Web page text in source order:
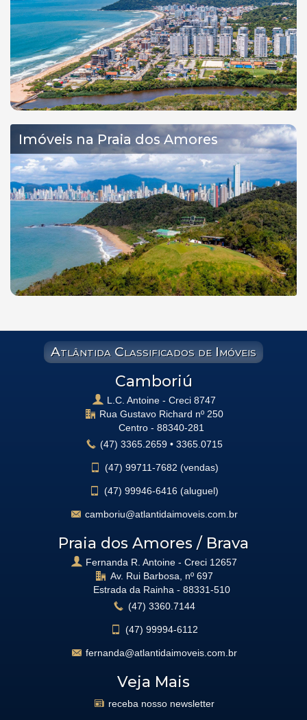
Imóveis na Praia dos Amores
Atlântida Classificados de Imóveis
Camboriú
L.C. Antoine - Creci 8747
Rua Gustavo Richard nº 250
Centro - 88340-281
(47) 3365.2659 • 3365.0715
(47) 99711-7682 (vendas)
(47) 99946-6416 (aluguel)
camboriu@atlantidaimoveis.com.br
Praia dos Amores / Brava
Fernanda R. Antoine - Creci 12657
Av. Rui Barbosa, nº 697
Estrada da Rainha - 88331-510
(47) 3360.7144
(47) 99994-6112
fernanda@atlantidaimoveis.com.br
Veja Mais
receba nosso newsletter